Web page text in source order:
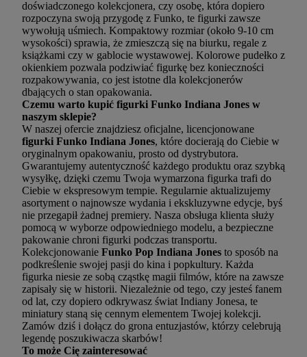
doświadczonego kolekcjonera, czy osobę, która dopiero
rozpoczyna swoją przygodę z Funko, te figurki zawsze
wywołują uśmiech. Kompaktowy rozmiar (około 9-10 cm
wysokości) sprawia, że zmieszczą się na biurku, regale z
książkami czy w gablocie wystawowej. Kolorowe pudełko z
okienkiem pozwala podziwiać figurkę bez konieczności
rozpakowywania, co jest istotne dla kolekcjonerów
dbających o stan opakowania.
Czemu warto kupić figurki Funko Indiana Jones w
naszym sklepie?
W naszej ofercie znajdziesz oficjalne, licencjonowane
figurki Funko Indiana Jones, które docierają do Ciebie w
oryginalnym opakowaniu, prosto od dystrybutora.
Gwarantujemy autentyczność każdego produktu oraz szybką
wysyłkę, dzięki czemu Twoja wymarzona figurka trafi do
Ciebie w ekspresowym tempie. Regularnie aktualizujemy
asortyment o najnowsze wydania i ekskluzywne edycje, byś
nie przegapił żadnej premiery. Nasza obsługa klienta służy
pomocą w wyborze odpowiedniego modelu, a bezpieczne
pakowanie chroni figurki podczas transportu.
Kolekcjonowanie Funko Pop Indiana Jones to sposób na
podkreślenie swojej pasji do kina i popkultury. Każda
figurka niesie ze sobą cząstkę magii filmów, które na zawsze
zapisały się w historii. Niezależnie od tego, czy jesteś fanem
od lat, czy dopiero odkrywasz świat Indiany Jonesa, te
miniatury staną się cennym elementem Twojej kolekcji.
Zamów dziś i dołącz do grona entuzjastów, którzy celebrują
legendę poszukiwacza skarbów!
To może Cię zainteresować